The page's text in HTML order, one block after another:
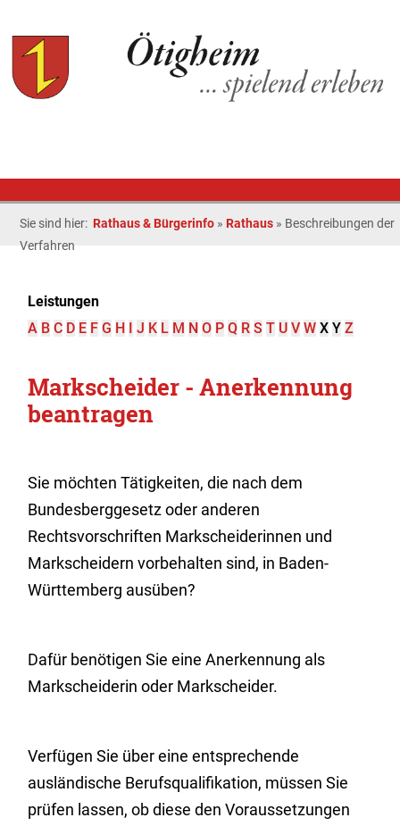
Sie sind hier: Rathaus & Bürgerinfo » Rathaus » Beschreibungen der
Verfahren
Leistungen
A B C D E F G H I J K L M N O P Q R S T U V W X Y Z
Markscheider - Anerkennung
beantragen
Sie möchten Tätigkeiten, die nach dem
Bundesberggesetz oder anderen
Rechtsvorschriften Markscheiderinnen und
Markscheidern vorbehalten sind, in Baden-
Württemberg ausüben?
Dafür benötigen Sie eine Anerkennung als
Markscheiderin oder Markscheider.
Verfügen Sie über eine entsprechende
ausländische Berufsqualifikation, müssen Sie
prüfen lassen, ob diese den Voraussetzungen